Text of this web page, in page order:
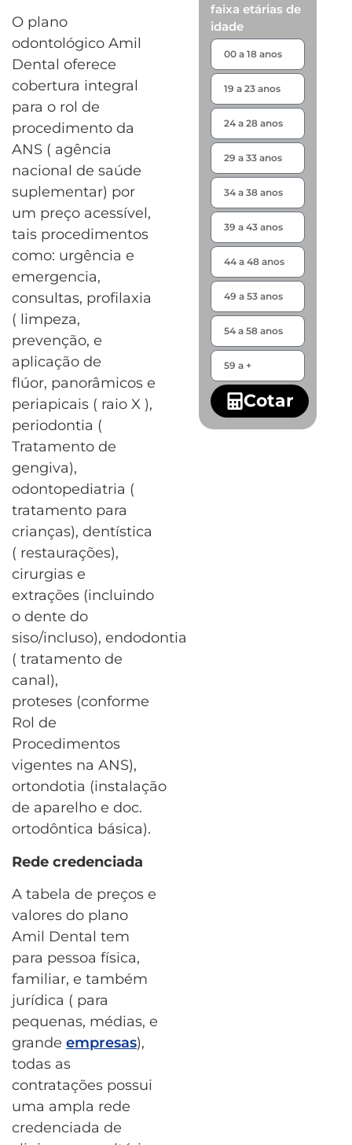
O plano
odontológico Amil
Dental oferece
cobertura integral
para o rol de
procedimento da
ANS ( agência
nacional de saúde
suplementar) por
um preço acessível,
tais procedimentos
como: urgência e
emergencia,
consultas, profilaxia
( limpeza,
prevenção, e
aplicação de
flúor, panorâmicos e
periapicais ( raio X ),
periodontia (
Tratamento de
gengiva),
odontopediatria (
tratamento para
crianças), dentística
( restaurações),
cirurgias e
extrações (incluindo
o dente do
siso/incluso), endodontia
( tratamento de
canal),
proteses (conforme
Rol de
Procedimentos
vigentes na ANS),
ortondotia (instalação
de aparelho e doc.
ortodôntica básica).
Rede credenciada
A tabela de preços e
valores do plano
Amil Dental tem
para pessoa física,
familiar, e também
jurídica ( para
pequenas, médias, e
grande empresas),
todas as
contratações possui
uma ampla rede
credenciada de
faixa etárias de
idade
Cotar